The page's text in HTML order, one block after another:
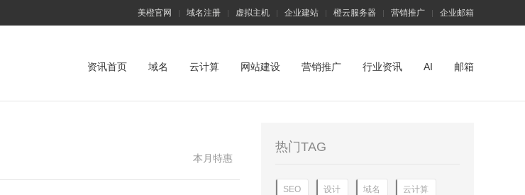
美橙官网 | 域名注册 | 虚拟主机 | 企业建站 | 橙云服务器 | 营销推广 | 企业邮箱
资讯首页 域名 云计算 网站建设 营销推广 行业资讯 AI 邮箱
本月特惠
热门TAG
SEO 设计 域名 云计算